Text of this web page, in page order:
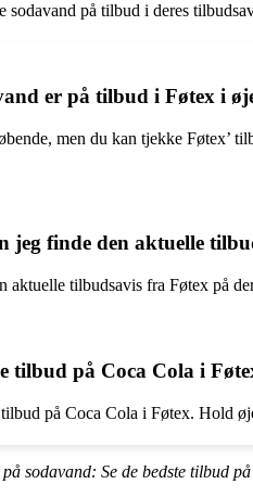
sodavand på tilbud i deres
er på tilbud i Føtex i
men du kan tjekke Føtex’
jeg finde den aktuelle
aktuelle tilbudsavis fra Føtex på
tilbud på Coca Cola i
på Coca Cola i Føtex. Hold
sodavand: Se de bedste tilbud